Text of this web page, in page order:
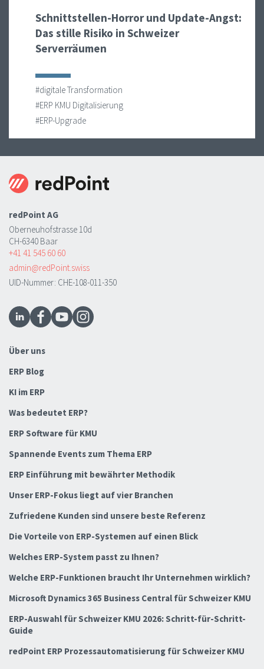
Schnittstellen-Horror und Update-Angst:
Das stille Risiko in Schweizer
Serverräumen
#digitale Transformation
#ERP KMU Digitalisierung
#ERP-Upgrade
redPoint AG
Oberneuhofstrasse 10d
CH-6340 Baar
+41 41 545 60 60
admin@redPoint.swiss
UID-Nummer: CHE-108-011-350
Über uns
ERP Blog
KI im ERP
Was bedeutet ERP?
ERP Software für KMU
Spannende Events zum Thema ERP
ERP Einführung mit bewährter Methodik
Unser ERP-Fokus liegt auf vier Branchen
Zufriedene Kunden sind unsere beste Referenz
Die Vorteile von ERP-Systemen auf einen Blick
Welches ERP-System passt zu Ihnen?
Welche ERP-Funktionen braucht Ihr Unternehmen wirklich?
Microsoft Dynamics 365 Business Central für Schweizer KMU
ERP-Auswahl für Schweizer KMU 2026: Schritt-für-Schritt-
Guide
redPoint ERP Prozessautomatisierung für Schweizer KMU